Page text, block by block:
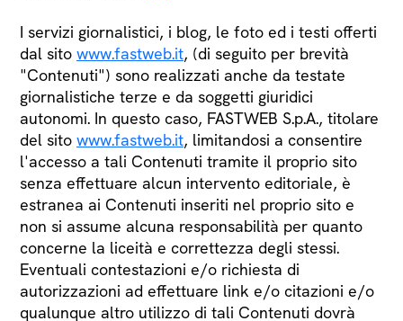
I servizi giornalistici, i blog, le foto ed i testi offerti
dal sito www.fastweb.it, (di seguito per brevità
"Contenuti") sono realizzati anche da testate
giornalistiche terze e da soggetti giuridici
autonomi. In questo caso, FASTWEB S.p.A., titolare
del sito www.fastweb.it, limitandosi a consentire
l'accesso a tali Contenuti tramite il proprio sito
senza effettuare alcun intervento editoriale, è
estranea ai Contenuti inseriti nel proprio sito e
non si assume alcuna responsabilità per quanto
concerne la liceità e correttezza degli stessi.
Eventuali contestazioni e/o richiesta di
autorizzazioni ad effettuare link e/o citazioni e/o
qualunque altro utilizzo di tali Contenuti dovrà